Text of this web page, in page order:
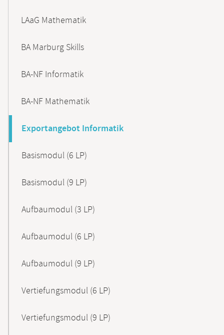
LAaG Mathematik
BA Marburg Skills
BA-NF Informatik
BA-NF Mathematik
Exportangebot Informatik
Basismodul (6 LP)
Basismodul (9 LP)
Aufbaumodul (3 LP)
Aufbaumodul (6 LP)
Aufbaumodul (9 LP)
Vertiefungsmodul (6 LP)
Vertiefungsmodul (9 LP)